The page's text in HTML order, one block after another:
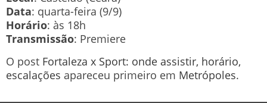
Data: quarta-feira (9/9)
Horário: às 18h
Transmissão: Premiere
O post Fortaleza x Sport: onde assistir, horário,
escalações apareceu primeiro em Metrópoles.